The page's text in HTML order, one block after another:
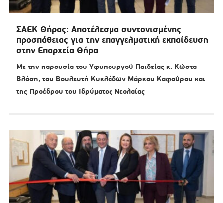
ΣΑΕΚ Θήρας: Αποτέλεσμα συντονισμένης
προσπάθειας για την επαγγελματική εκπαίδευση
στην Επαρχεία Θήρα
Με την παρουσία του Υφυπουργού Παιδείας κ. Κώστα
Βλάση, του Βουλευτή Κυκλάδων Μάρκου Καφούρου και
της Προέδρου του Ιδρύματος Νεολαίας